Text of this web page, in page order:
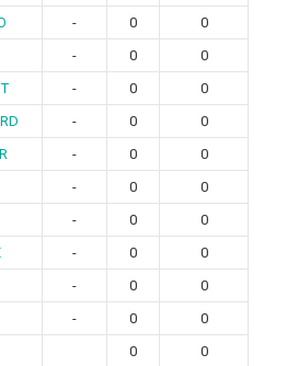
- 0
0
- 0
0
- 0
0
- 0
0
- 0
0
- 0
0
- 0
0
- 0
0
- 0
0
- 0
0
0 0